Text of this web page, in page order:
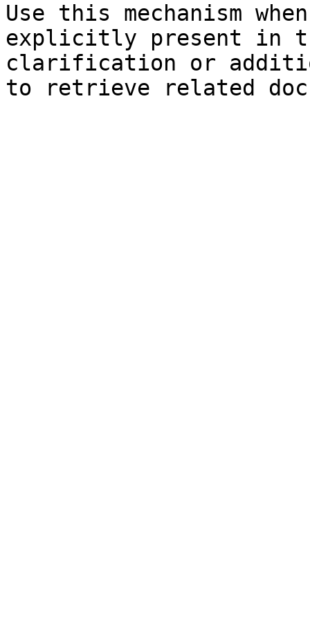
Use this mechanism
explicitly present in
clarification or